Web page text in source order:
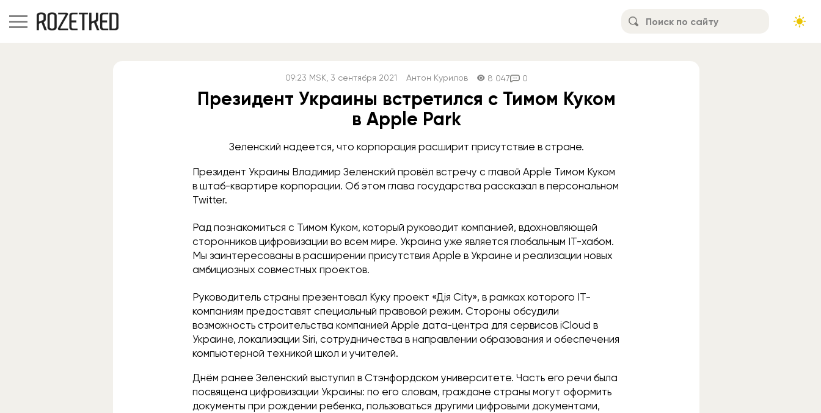
09:23 MSK, 3 сентября 2021 Антон Курилов 8 047 0
Президент Украины встретился с Тимом Куком
в Apple Park
Зеленский надеется, что корпорация расширит присутствие в стране.
Президент Украины Владимир Зеленский провёл встречу с главой Apple Тимом Куком
в штаб-квартире корпорации. Об этом глава государства рассказал в персональном
Twitter.
Рад познакомиться с Тимом Куком, который руководит компанией, вдохновляющей
сторонников цифровизации во всем мире. Украина уже является глобальным IT-хабом.
Мы заинтересованы в расширении присутствия Apple в Украине и реализации новых
амбициозных совместных проектов.
Руководитель страны презентовал Куку проект «Дія City», в рамках которого IT-
компаниям предоставят специальный правовой режим. Стороны обсудили
возможность строительства компанией Apple дата-центра для сервисов iCloud в
Украине, локализации Siri, сотрудничества в направлении образования и обеспечения
компьютерной техникой школ и учителей.
Днём ранее Зеленский выступил в Стэнфордском университете. Часть его речи была
посвящена цифровизации Украины: по его словам, граждане страны могут оформить
документы при рождении ребенка, пользоваться другими цифровыми документами,